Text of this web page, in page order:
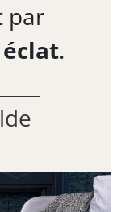
par
éclat.